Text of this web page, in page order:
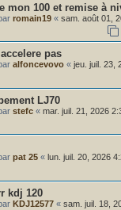
mon 100 et remise à
romain19 « sam. août 01,
pas
alfoncevovo « jeu. juil. 23,
LJ70
stefc « mar. juil. 21, 2026
pat 25 « lun. juil. 20, 2026
kdj 120
KDJ12577 « sam. juil. 18,